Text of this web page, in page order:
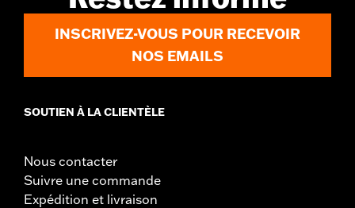
INSCRIVEZ-VOUS POUR RECEVOIR
NOS EMAILS
SOUTIEN À LA CLIENTÈLE
Nous contacter
Suivre une commande
Expédition et livraison